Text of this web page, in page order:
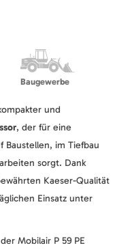
Baugewerbe
und
, der für eine
Baustellen, im Tiefbau
sorgt. Dank
Kaeser-Qualität
Einsatz unter
Mobilair P 59 PE